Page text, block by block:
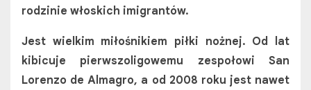
rodzinie włoskich imigrantów.
Jest wielkim miłośnikiem piłki nożnej. Od lat
kibicuje pierwszoligowemu zespołowi San
Lorenzo de Almagro, a od 2008 roku jest nawet